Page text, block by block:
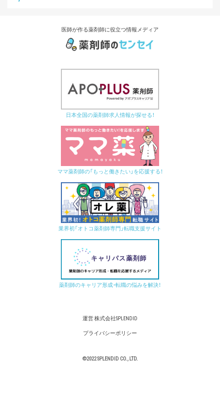
医師が作る薬剤師に役立つ情報メディア
日本全国の薬剤師求人情報が探せる！
ママ薬剤師の「もっと働きたい」を応援する！
業界初「オトコ薬剤師専門」転職支援サイト
薬剤師のキャリア形成・転職の悩みを解決！
運営 株式会社SPLENDID
プライバシーポリシー
©2022 SPLENDID CO., LTD.